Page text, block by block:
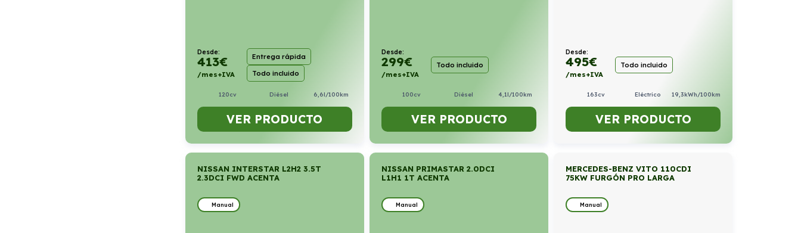
Desde:
413€
/mes+IVA
Entrega rápida
Todo incluido
120cv Diésel 6,6l/100km
VER PRODUCTO
Desde:
299€
/mes+IVA
Todo incluido
100cv Diésel 4,1l/100km
VER PRODUCTO
Desde:
495€
/mes+IVA
Todo incluido
163cv Eléctrico 19,3kWh/100km
VER PRODUCTO
NISSAN INTERSTAR L2H2 3.5T
2.3DCI FWD ACENTA
Manual
NISSAN PRIMASTAR 2.0DCI
L1H1 1T ACENTA
Manual
MERCEDES-BENZ VITO 110CDI
75KW FURGÓN PRO LARGA
Manual